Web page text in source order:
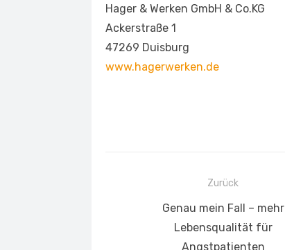
Hager & Werken GmbH & Co.KG
Ackerstraße 1
47269 Duisburg
www.hagerwerken.de
Beitragsnavigation
Zurück
VorherigerGenau mein Fall – mehr
Lebensqualität für
Angstpatienten